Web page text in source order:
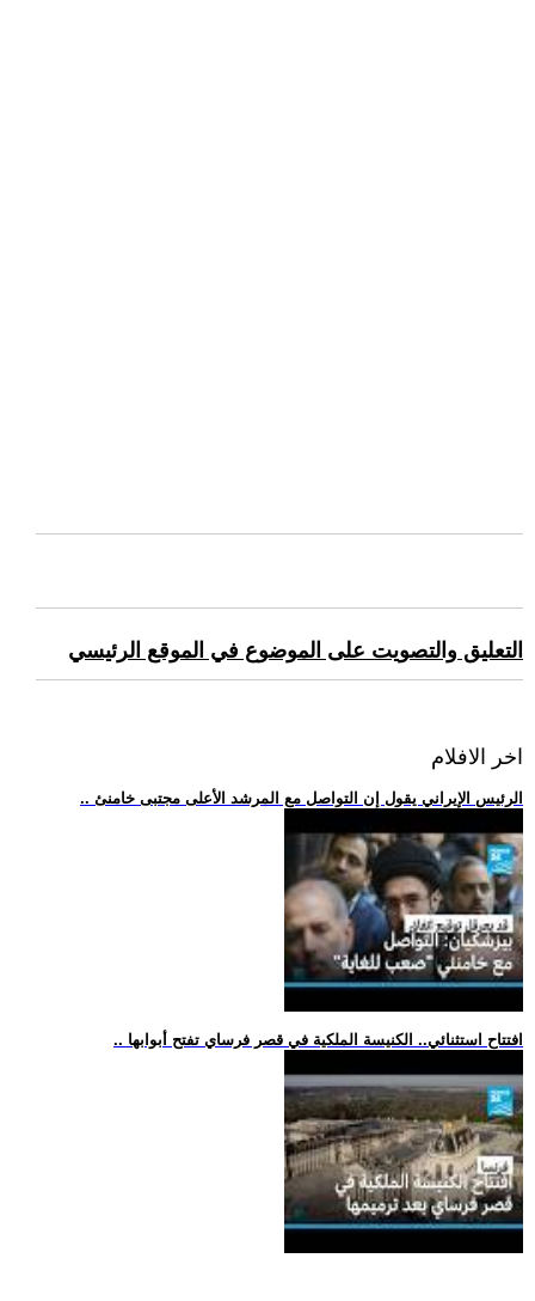
التعليق والتصويت على الموضوع في الموقع الرئيسي
اخر الافلام
.. الرئيس الإيراني يقول إن التواصل مع المرشد الأعلى مجتبى خامنئ
.. افتتاح استثنائي.. الكنيسة الملكية في قصر فرساي تفتح أبوابها